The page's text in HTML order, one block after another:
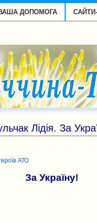
ДОПОМОГА
Лідія. За
АТО
За Україну!